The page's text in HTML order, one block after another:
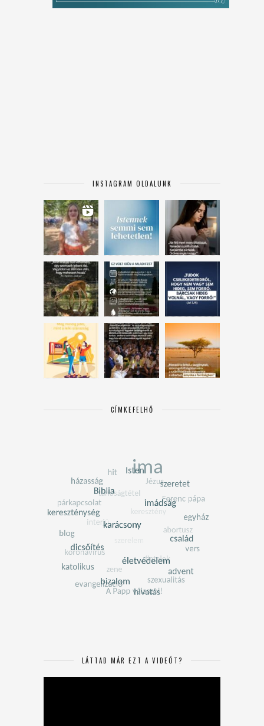
INSTAGRAM OLDALUNK
CÍMKEFELHŐ
LÁTTAD MÁR EZT A VIDEÓT?